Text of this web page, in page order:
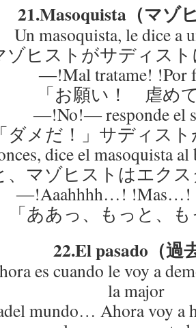
21.Masoquista（マゾ
Un masoquista, le dice a
ゾヒストがサディス
―!Mal tratame! !Por
「お願い！ 虐め
―!No!― responde el
「ダメだ！」サディス
dice el masoquista
、マゾヒストはエク
―!Aaahhhh…!
「ああっ、もっと、
22.El pasado（過
es cuando le voy a
la major
mundo… Ahora voy a